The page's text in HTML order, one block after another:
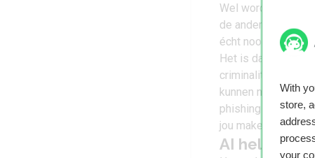
With
store,
your
Wel wordt er
de ander deze
écht noodgeval.
Het is daarom
criminaliteit en de
kunnen namaken
phishing-mails, het
jou maken zonder
AI helpt